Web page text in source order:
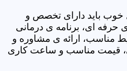
خوب باید دارای تخصص و
حرفه ای، برنامه ی درمانی
ارائه ی مشاوره و
قیمت مناسب و ساعت کاری